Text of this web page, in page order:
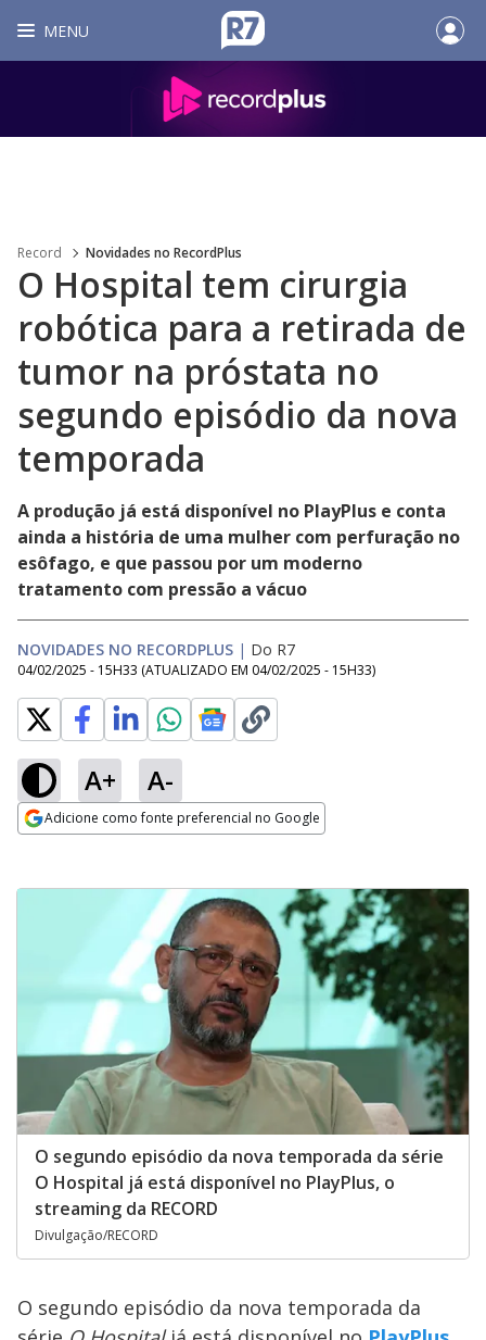
MENU
Record Novidades no RecordPlus
O Hospital tem cirurgia
robótica para a retirada de
tumor na próstata no
segundo episódio da nova
temporada
A produção já está disponível no PlayPlus e conta
ainda a história de uma mulher com perfuração no
esôfago, e que passou por um moderno
tratamento com pressão a vácuo
NOVIDADES NO RECORDPLUS | Do R7
04/02/2025 - 15H33 (ATUALIZADO EM 04/02/2025 - 15H33)
A+ A-
Adicione como fonte preferencial no Google
O segundo episódio da nova temporada da série
O Hospital já está disponível no PlayPlus, o
streaming da RECORD
Divulgação/RECORD
O segundo episódio da nova temporada da